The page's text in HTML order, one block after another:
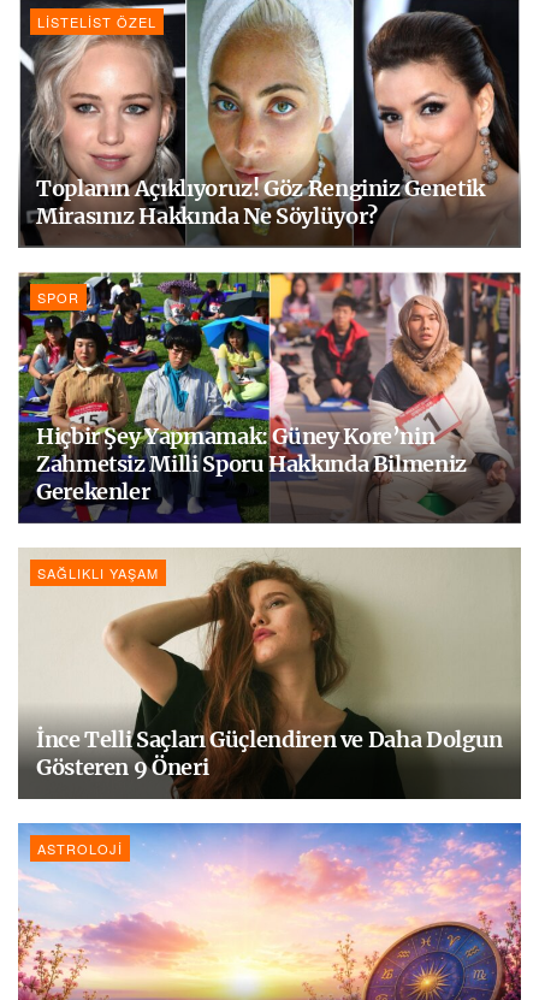
LISTELIST ÖZEL
Toplanın Açıklıyoruz! Göz Renginiz Genetik
Mirasınız Hakkında Ne Söylüyor?
SPOR
Hiçbir Şey Yapmamak: Güney Kore’nin
Zahmetsiz Milli Sporu Hakkında Bilmeniz
Gerekenler
SAĞLIKLI YAŞAM
İnce Telli Saçları Güçlendiren ve Daha Dolgun
Gösteren 9 Öneri
ASTROLOJI